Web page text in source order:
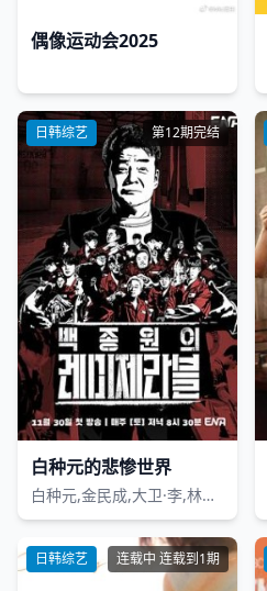
偶像运动会2025
日韩综艺 第12期完结
白种元的悲惨世界
白种元,金民成,大卫·李,林泰訓,尹南鲁
日韩综艺 连载中 连载到1期